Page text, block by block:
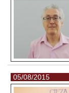
05/08/2015